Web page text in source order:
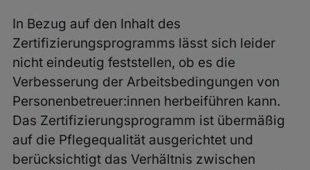
In Bezug auf den Inhalt des
Zertifizierungsprogramms lässt sich leider
nicht eindeutig feststellen, ob es die
Verbesserung der Arbeitsbedingungen von
Personenbetreuer:innen herbeiführen kann.
Das Zertifizierungsprogramm ist übermäßig
auf die Pflegequalität ausgerichtet und
berücksichtigt das Verhältnis zwischen